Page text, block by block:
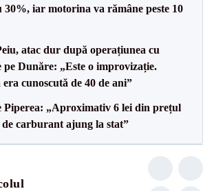
30%, iar motorina va rămâne peste 10
atac dur după operațiunea cu
pe Dunăre: „Este o improvizație.
cunoscută de 40 de ani”
Piperea: „Aproximativ 6 lei din prețul
carburant ajung la stat”